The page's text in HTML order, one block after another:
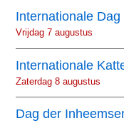
Internationale
Vrijdag 7 augustus
Internationale
Zaterdag 8 augustus
Dag der